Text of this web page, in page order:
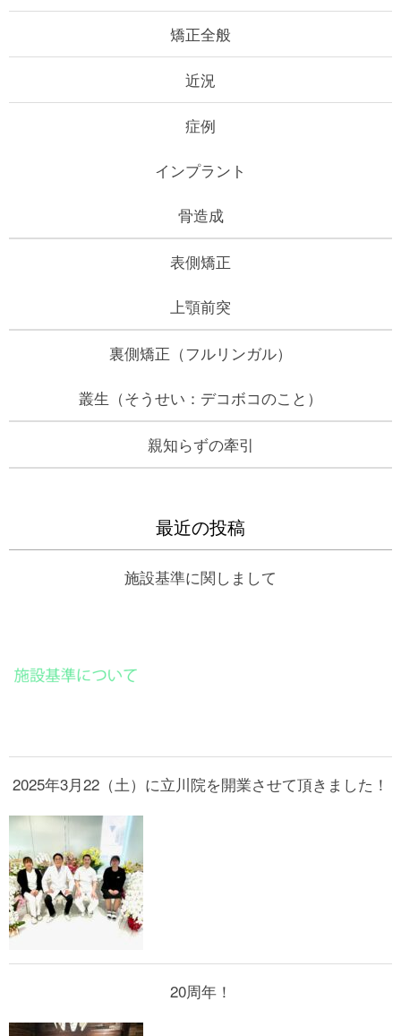
矯正全般
近況
症例
インプラント
骨造成
表側矯正
上顎前突
裏側矯正（フルリンガル）
叢生（そうせい：デコボコのこと）
親知らずの牽引
最近の投稿
施設基準に関しまして
2025年3月22（土）に立川院を開業させて頂きました！
20周年！